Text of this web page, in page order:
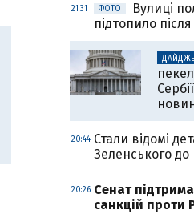
21:31 ФОТО
Вулиці
підтопило
20:44 Стали відомі
Зеленського до
20:26 Cенат
санкцій проти